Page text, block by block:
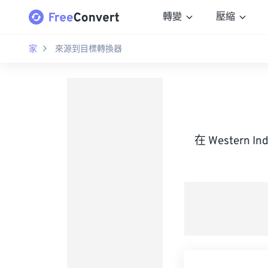
轉變 壓縮
家 來源到目標轉換器
在 Western